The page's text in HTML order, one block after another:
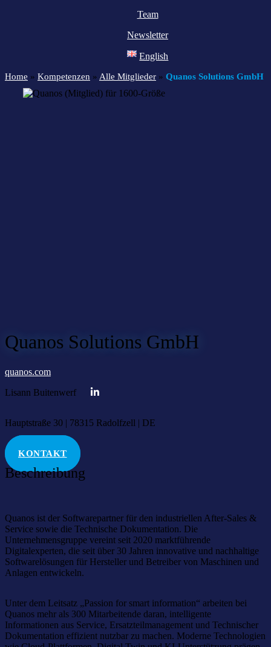
Team
Newsletter
English
Home » Kompetenzen » Alle Mitglieder » Quanos Solutions GmbH
Quanos Solutions GmbH
quanos.com
Lisann Buitenwerf
Hauptstraße 30 | 78315 Radolfzell | DE
KONTAKT
Beschreibung
Quanos ist der Softwarepartner für den industriellen After-Sales &
Service sowie die Technische Dokumentation. Die
Unternehmensgruppe vereint seit 2020 marktführende
Digitalexperten, die seit über 30 Jahren innovative und nachhaltige
Softwarelösungen für Hersteller und Betreiber von Maschinen und
Anlagen entwickeln.
Unter dem Leitsatz „Passion for smart information“ arbeiten bei
Quanos mehr als 300 Mitarbeitende daran, intelligente
Informationen aus Service, Ersatzteilmanagement und Technischer
Dokumentation effizient nutzbar zu machen. Moderne Technologien